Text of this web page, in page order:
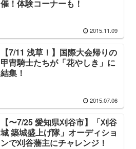
催！体験コーナーも！
2015.11.09
【7/11 浅草！】国際大会帰りの
甲冑騎士たちが「花やしき」に
結集！
2015.07.06
【〜7/25 愛知県刈谷市】「刈谷
城 築城盛上げ隊」オーディショ
ンで刈谷藩主にチャレンジ！